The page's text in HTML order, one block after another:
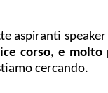
aspiranti
corso, e
cercando.